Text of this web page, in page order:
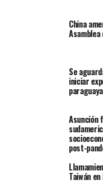
China
Asamblea
Se
iniciar
Asunción
post-
Taiwán en